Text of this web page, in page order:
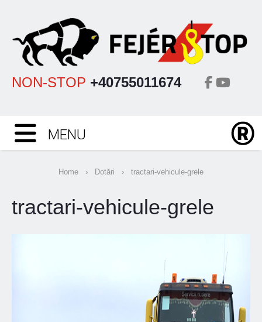
NON-STOP +40755011674
MENU
Home › Dotări › tractari-vehicule-grele
tractari-vehicule-grele